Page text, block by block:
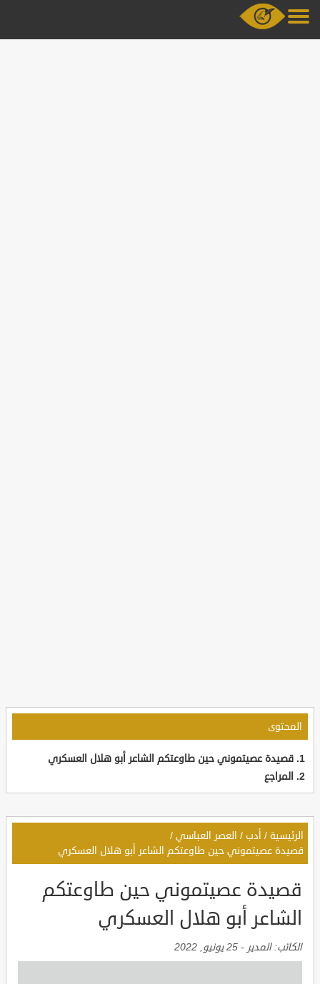
المحتوى
قصيدة عصيتموني حين طاوعتكم الشاعر أبو هلال العسكري
المراجع
الرئيسية / أدب / العصر العباسي /
قصيدة عصيتموني حين طاوعتكم الشاعر أبو هلال العسكري
قصيدة عصيتموني حين طاوعتكم
الشاعر أبو هلال العسكري
الكاتب:المدير - 25 يونيو, 2022